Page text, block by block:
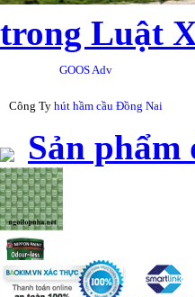
trong Luật
GOOS Adv
Công Ty hút hầm cầu Đồng Nai
Sản phẩm